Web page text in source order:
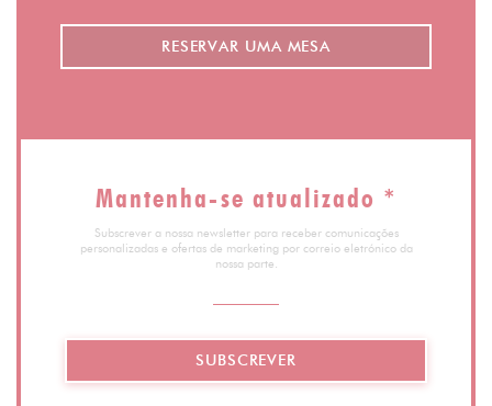
RESERVAR UMA MESA
Mantenha-se atualizado *
Subscrever a nossa newsletter para receber comunicações
personalizadas e ofertas de marketing por correio eletrónico da
nossa parte.
SUBSCREVER